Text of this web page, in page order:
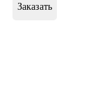
Заказать